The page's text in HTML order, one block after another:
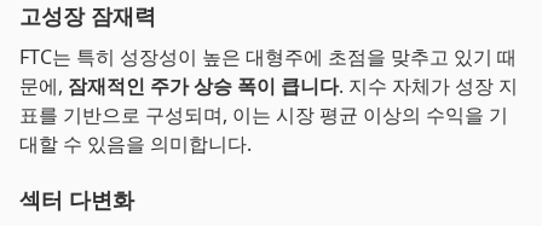
고성장 잠재력
FTC는 특히 성장성이 높은 대형주에 초점을 맞추고 있기 때
문에, 잠재적인 주가 상승 폭이 큽니다. 지수 자체가 성장 지
표를 기반으로 구성되며, 이는 시장 평균 이상의 수익을 기
대할 수 있음을 의미합니다.
섹터 다변화